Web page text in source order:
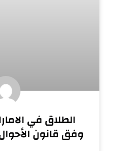
الطلاق في
وفق قانون الأحوال